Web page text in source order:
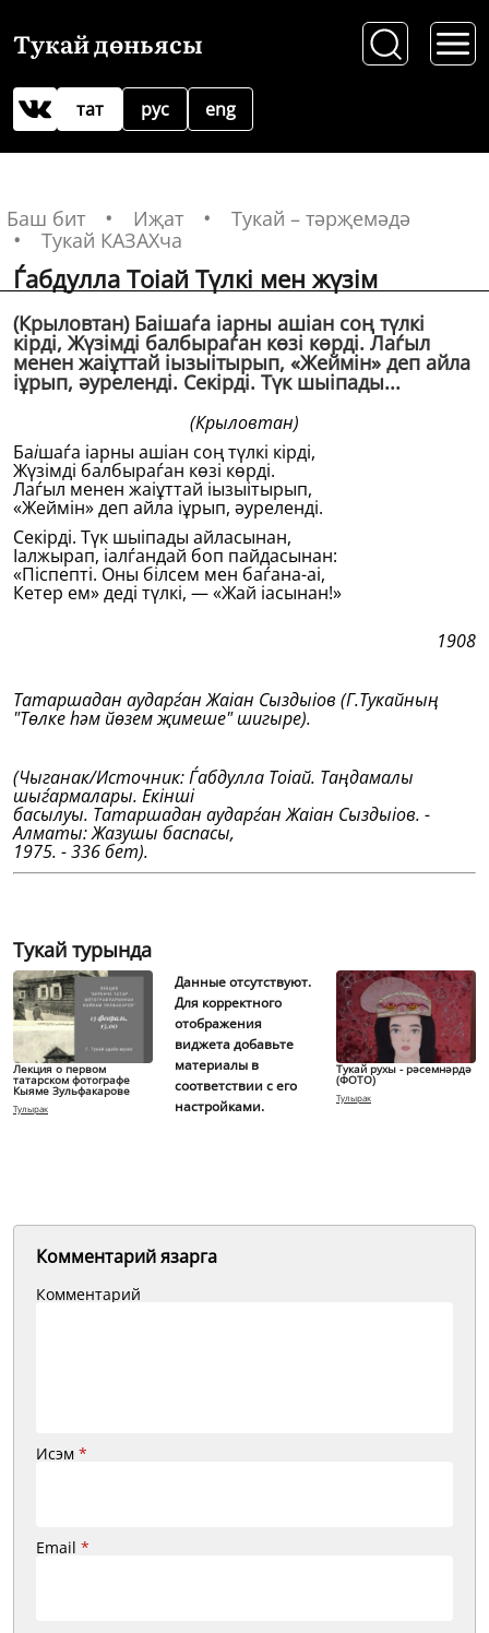
Тукай дөньясы
рус
тат eng
Баш бит Иҗат
Тукай – тәрҗемәдә
Тукай КАЗАХча
Ѓабдулла Тоіай Түлкi мен жүзiм
(Крыловтан) Баішаѓа іарны ашіан соң түлкi
кiрдi, Жүзiмдi балбыраѓан көзi көрдi. Лаѓыл
менен жаіұттай іызыітырып, «Жеймiн» деп айла
іұрып, әурелендi. Секiрдi. Түк шыіпады...
(Крыловтан)
Баішаѓа іарны ашіан соң түлкi кiрдi,
Жүзiмдi балбыраѓан көзi көрдi.
Лаѓыл менен жаіұттай іызыітырып,
«Жеймiн» деп айла іұрып, әурелендi.
Секiрдi. Түк шыіпады айласынан,
Іалжырап, іалѓандай боп пайдасынан:
«Пiспептi. Оны бiлсем мен баѓана-аі,
Кетер ем» дедi түлкi, — «Жай іасынан!»
1908
Татаршадан аударѓан Жаіан Сыздыіов (Г.Тукайның
"Төлке һәм йөзем җимеше" шигыре).
(Чыганак/Источник: Ѓабдулла Тоіай. Таңдамалы
шыѓармалары. Екiншi
басылуы. Татаршадан аударѓан Жаіан Сыздыіов. -
Алматы: Жазушы баспасы,
1975. - 336 бет).
Тукай турында
Лекция о первом
татарском фотографе
Кыяме Зульфакарове
Тулырак
Данные отсутствуют.
Для корректного
отображения
виджета добавьте
материалы в
соответствии с его
настройками.
Тукай рухы - рәсемнәрдә
(ФОТО)
Тулырак
Комментарий язарга
Комментарий
Исэм *
Email *